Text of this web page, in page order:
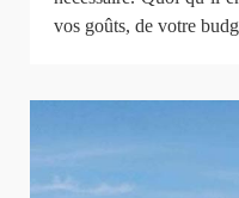
vos goûts, de votre